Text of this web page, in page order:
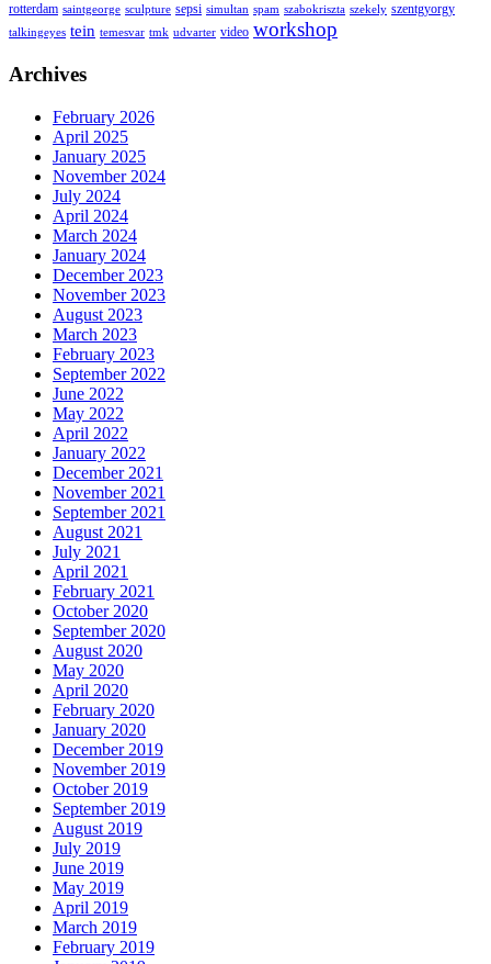
rotterdam saintgeorge sculpture sepsi simultan spam szabokriszta szekely szentgyorgy
talkingeyes tein temesvar tmk udvarter video workshop
Archives
February 2026
April 2025
January 2025
November 2024
July 2024
April 2024
March 2024
January 2024
December 2023
November 2023
August 2023
March 2023
February 2023
September 2022
June 2022
May 2022
April 2022
January 2022
December 2021
November 2021
September 2021
August 2021
July 2021
April 2021
February 2021
October 2020
September 2020
August 2020
May 2020
April 2020
February 2020
January 2020
December 2019
November 2019
October 2019
September 2019
August 2019
July 2019
June 2019
May 2019
April 2019
March 2019
February 2019